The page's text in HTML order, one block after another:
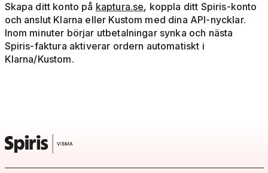
Skapa ditt konto på kaptura.se, koppla ditt Spiris-konto
och anslut Klarna eller Kustom med dina API-nycklar.
Inom minuter börjar utbetalningar synka och nästa
Spiris-faktura aktiverar ordern automatiskt i
Klarna/Kustom.